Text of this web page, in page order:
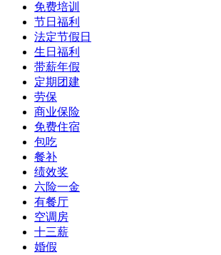
免费培训
节日福利
法定节假日
生日福利
带薪年假
定期团建
劳保
商业保险
免费住宿
包吃
餐补
绩效奖
六险一金
有餐厅
空调房
十三薪
婚假